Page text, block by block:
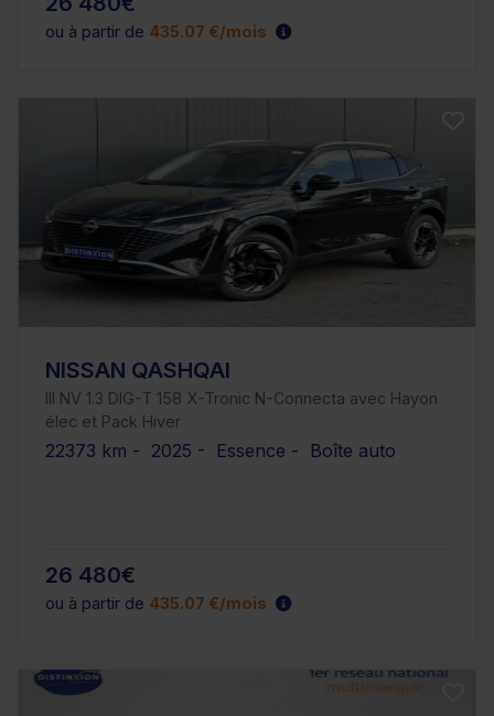
ou à partir de 435.07 €/mois
NISSAN QASHQAI
III NV 1.3 DIG-T 158 X-Tronic N-Connecta avec Hayon
élec et Pack Hiver
22373 km - 2025 - Essence - Boîte auto
26 480€
ou à partir de 435.07 €/mois